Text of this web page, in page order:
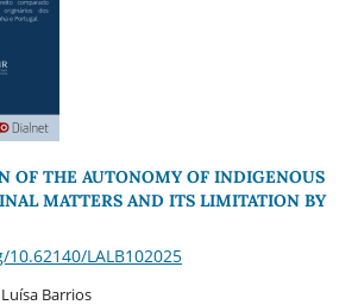
OF THE AUTONOMY OF INDIGENOUS
MATTERS AND ITS LIMITATION BY
LALB102025
Barrios